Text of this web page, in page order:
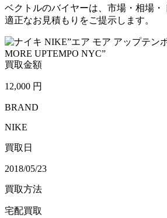
ベクトルのバイヤーは、市場・相場・
適正なお見積もりをご提示します。
買取金額
12,000 円
BRAND
NIKE
買取日
2018/05/23
買取方法
宅配買取